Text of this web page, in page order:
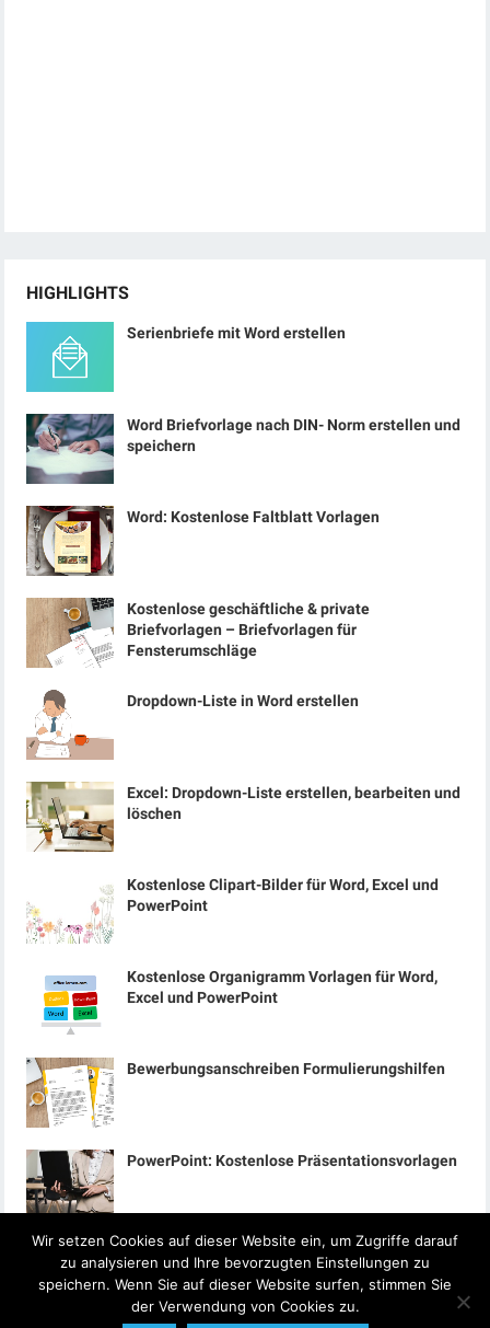
HIGHLIGHTS
Serienbriefe mit Word erstellen
Word Briefvorlage nach DIN- Norm erstellen und
speichern
Word: Kostenlose Faltblatt Vorlagen
Kostenlose geschäftliche & private
Briefvorlagen – Briefvorlagen für
Fensterumschläge
Dropdown-Liste in Word erstellen
Excel: Dropdown-Liste erstellen, bearbeiten und
löschen
Kostenlose Clipart-Bilder für Word, Excel und
PowerPoint
Kostenlose Organigramm Vorlagen für Word,
Excel und PowerPoint
Bewerbungsanschreiben Formulierungshilfen
PowerPoint: Kostenlose Präsentationsvorlagen
© 2024Office-Lernen.com
Wir setzen Cookies auf dieser Website ein, um Zugriffe darauf
zu analysieren und Ihre bevorzugten Einstellungen zu
speichern. Wenn Sie auf dieser Website surfen, stimmen Sie
der Verwendung von Cookies zu.